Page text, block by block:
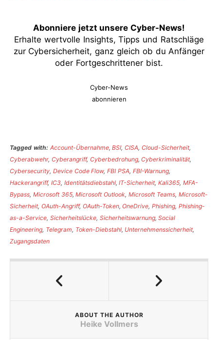
Abonniere jetzt unsere Cyber-News!
Erhalte wertvolle Insights, Tipps und Ratschläge
zur Cybersicherheit, ganz gleich ob du Anfänger
oder Fortgeschrittener bist.
Cyber-News
abonnieren
Tagged with: Account-Übernahme,BSI, CISA, Cloud-Sicherheit,
Cyberabwehr, Cyberangriff, Cyberbedrohung, Cyberkriminalität,
Cybersecurity, Device Code Flow,FBI PSA, FBI-Warnung,
Hackerangriff, IC3, Identitätsdiebstahl,IT-Sicherheit,Kali365,MFA-
Bypass, Microsoft 365,Microsoft Outlook,Microsoft Teams, Microsoft-
Sicherheit, OAuth-Angriff, OAuth-Token, OneDrive,Phishing,Phishing-
as-a-Service, Sicherheitslücke, Sicherheitswarnung,Social
Engineering, Telegram, Token-Diebstahl, Unternehmenssicherheit,
Zugangsdaten
ABOUT THE AUTHOR
Heike Vollmers